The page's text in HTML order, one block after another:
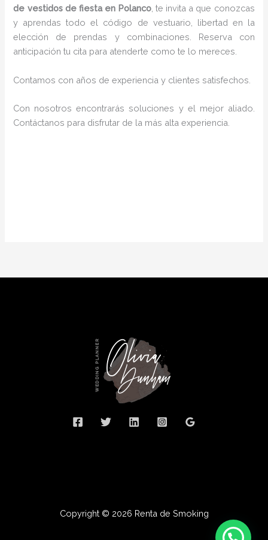
de vestidos de fiesta en Polanco, te invita a que conozcas
y aprendas todo el código de vestuario, libertad en la
elección de prendas y combinaciones. Reserva con
anticipación tu cita para atenderte como te lo mereces.
Contamos con años de experiencia y clientes satisfechos.
Con nosotros encontrarás soluciones y el mejor aliado.
Contáctanos para disfrutar de la más alta experiencia.
Copyright © 2026 Renta de Smoking